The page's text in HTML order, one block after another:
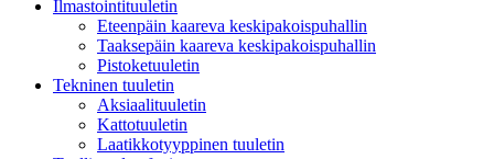
Ilmastointituuletin
Eteenpäin kaareva keskipakoispuhallin
Taaksepäin kaareva keskipakoispuhallin
Pistoketuuletin
Tekninen tuuletin
Aksiaalituuletin
Kattotuuletin
Laatikkotyyppinen tuuletin